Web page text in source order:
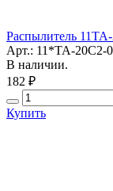
Распылитель
Арт.: 11*ТА-20С2-
В наличии.
182 ₽
Купить